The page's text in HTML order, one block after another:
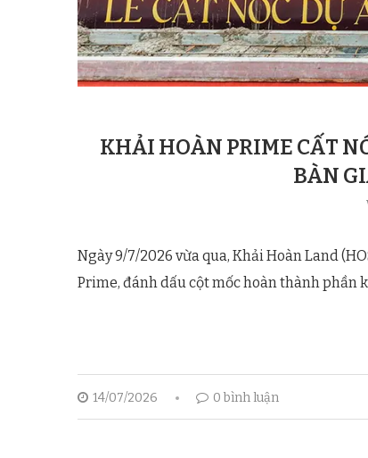
KHẢI HOÀN PRIME CẤT
BÀN
Ngày 9/7/2026 vừa qua, Khải Hoàn Land
Prime, đánh dấu cột mốc hoàn thành phần
14/07/2026 0 bình luận